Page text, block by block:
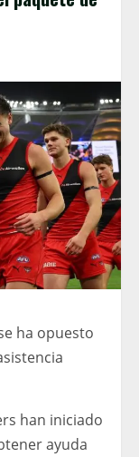
ha opuesto
han iniciado
ayuda